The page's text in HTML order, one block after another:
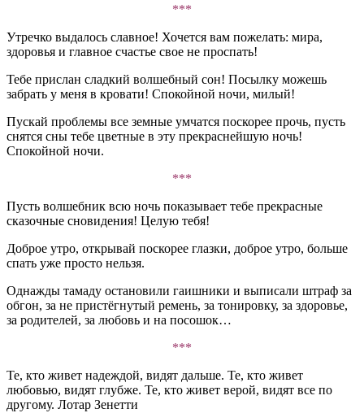
***
Утречко выдалось славное! Хочется вам пожелать: мира,
здоровья и главное счастье свое не проспать!
Тебе прислан сладкий волшебный сон! Посылку можешь
забрать у меня в кровати! Спокойной ночи, милый!
Пускай проблемы все земные умчатся поскорее прочь, пусть
снятся сны тебе цветные в эту прекраснейшую ночь!
Спокойной ночи.
***
Пусть волшебник всю ночь показывает тебе прекрасные
сказочные сновидения! Целую тебя!
Доброе утро, открывай поскорее глазки, доброе утро, больше
спать уже просто нельзя.
Однажды тамаду остановили гаишники и выписали штраф за
обгон, за не пристёгнутый ремень, за тонировку, за здоровье,
за родителей, за любовь и на посошок…
***
Те, кто живет надеждой, видят дальше. Те, кто живет
любовью, видят глубже. Те, кто живет верой, видят все по
другому. Лотар Зенетти